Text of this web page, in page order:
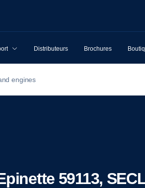
Distributeurs Brochures
engines
59113,